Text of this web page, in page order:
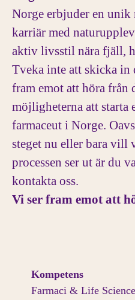
Norge erbjuder en
karriär med
aktiv livsstil nära fjäll,
Tveka inte att skicka in
fram emot att höra från
möjligheterna att starta
farmaceut i Norge.
steget nu eller bara vill
processen ser ut är du
kontakta oss.
Vi ser fram emot att
Kompetens
Farmaci & Life Science